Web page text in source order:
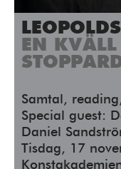
EN
Samtal,
Special guest:
Daniel
Tisdag, 17